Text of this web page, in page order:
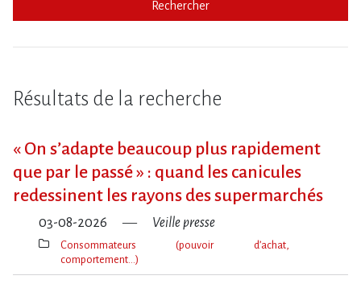
Rechercher
Résultats de la recherche
« On s​‌’adapte beaucoup plus rapidement
que par le passé » : quand les canicules
redessinent les rayons des supermarchés
03-08-2026 Veille presse
Thèmes(s)
Consommateurs (pouvoir d’achat,
comportement…)